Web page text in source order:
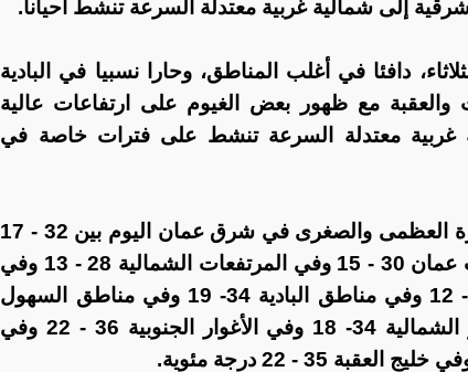
إلى شمالية غربية معتدلة السرعة تنشط أحيانا.
دافئا في أغلب المناطق، وحارا نسبيا في البادية
والعقبة مع ظهور بعض الغيوم على ارتفاعات عالية
غربية معتدلة السرعة تنشط على فترات خاصة في
وتتراوح درجات الحرارة العظمى والصغرى في شرق عمان اليوم بين 32 - 17
درجة مئوية وفي غرب عمان 30 - 15 وفي المرتفعات الشمالية 28 - 13 وفي
مرتفعات الشراة 29 - 12 وفي مناطق البادية 34- 19 وفي مناطق السهول
33 - 16 وفي الأغوار الشمالية 34- 18 وفي الأغوار الجنوبية 36 - 22 وفي